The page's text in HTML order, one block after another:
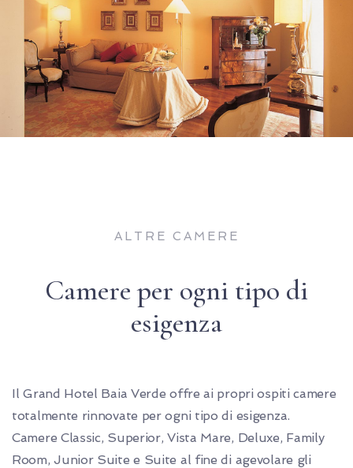
ALTRE CAMERE
Camere per ogni tipo di
esigenza
Il Grand Hotel Baia Verde offre ai propri ospiti camere
totalmente rinnovate per ogni tipo di esigenza.
Camere Classic, Superior, Vista Mare, Deluxe, Family
Room, Junior Suite e Suite al fine di agevolare gli